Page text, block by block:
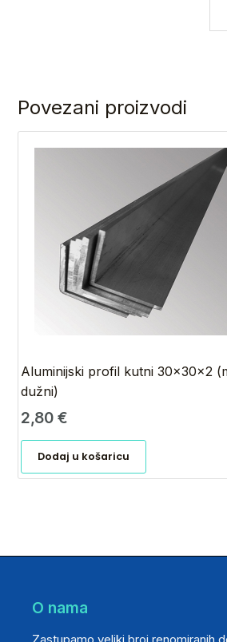
Povezani proizvodi
Aluminijski profil kutni 30x30x2
dužni)
2,80€
Dodaj u košaricu
O nama